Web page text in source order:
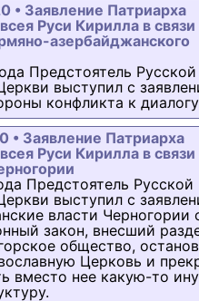
• Заявление Патриарха
Руси Кирилла в связи
азербайджанского
Предстоятель Русской
выступил с
конфликта к
• Заявление Патриарха
Руси Кирилла в связи
Предстоятель Русской
выступил с
власти Черногории
закон, внесший
общество,
Церковь и
вместо нее какую-то